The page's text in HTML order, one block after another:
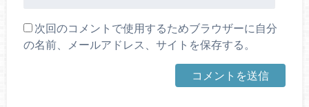
次回のコメントで使用するためブラウザーに自分
の名前、メールアドレス、サイトを保存する。